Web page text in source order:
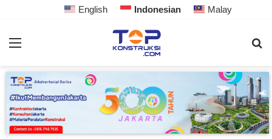
English Indonesian Malay